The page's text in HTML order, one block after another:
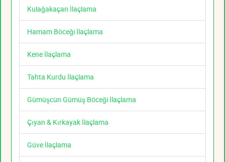
Kulağakaçan İlaçlama
Hamam Böceği İlaçlama
Kene İlaçlama
Tahta Kurdu İlaçlama
Gümüşcün Gümüş Böceği İlaçlama
Çıyan & Kırkayak İlaçlama
Güve İlaçlama